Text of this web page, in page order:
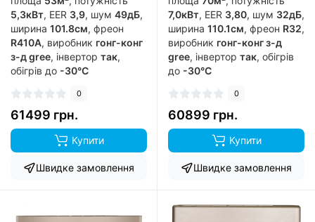
5,3кВт, EER 3,9, шум 49дБ,
ширина 101.8см, фреон
R410A, виробник гонг-конг
з-д gree, інвертор так,
обігрів до -30°C
0
61499 грн.
Купити
Швидке замовлення
7,0кВт, EER 3,80, шум 32дБ,
ширина 110.1см, фреон R32,
виробник гонг-конг з-д
gree, інвертор так, обігрів
до -30°C
0
60899 грн.
Купити
Швидке замовлення